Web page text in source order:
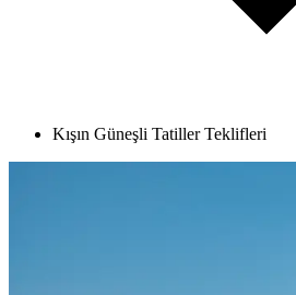
Kışın Güneşli Tatiller Teklifleri